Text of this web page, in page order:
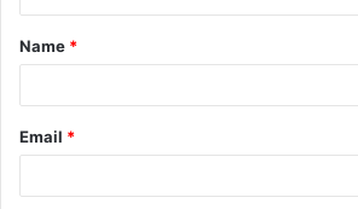
t
*
Name *
Email *